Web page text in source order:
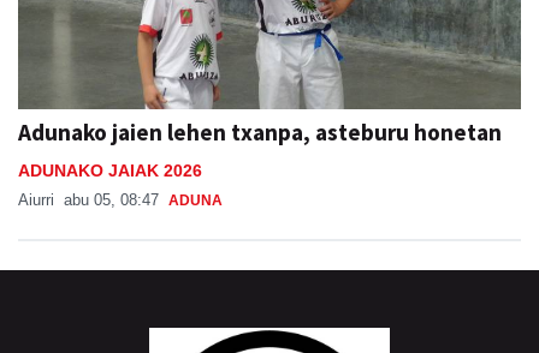
Adunako jaien lehen txanpa, asteburu honetan
ADUNAKO JAIAK 2026
Aiurri abu 05, 08:47 ADUNA